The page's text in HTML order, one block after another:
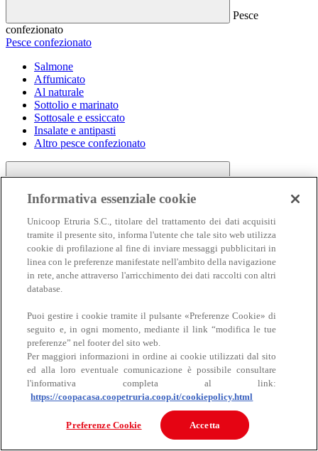
Pesce
confezionato
Pesce confezionato
Salmone
Affumicato
Al naturale
Sottolio e marinato
Sottosale e essiccato
Insalate e antipasti
Altro pesce confezionato
Carne
Carne
Bovino
Informativa essenziale cookie
Unicoop Etruria S.C., titolare del trattamento dei dati acquisiti
tramite il presente sito, informa l'utente che tale sito web utilizza
cookie di profilazione al fine di inviare messaggi pubblicitari in
linea con le preferenze manifestate nell'ambito della navigazione
in rete, anche attraverso l'arricchimento dei dati raccolti con altri
database.
Puoi gestire i cookie tramite il pulsante «Preferenze Cookie» di
seguito e, in ogni momento, mediante il link “modifica le tue
preferenze” nel footer del sito web.
Per maggiori informazioni in ordine ai cookie utilizzati dal sito
ed alla loro eventuale comunicazione è possibile consultare
l'informativa completa al link:
https://coopacasa.coopetruria.coop.it/cookiepolicy.html
Preferenze Cookie Accetta